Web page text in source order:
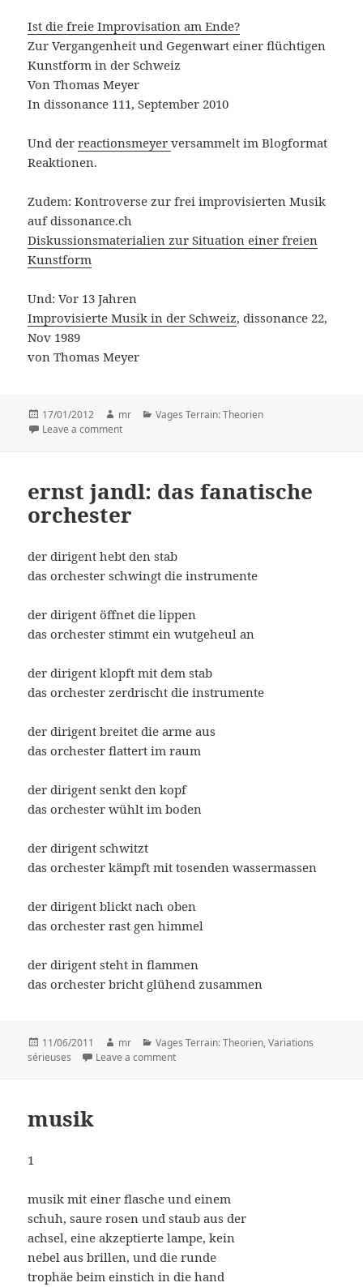
Ist die freie Improvisation am Ende?
Zur Vergangenheit und Gegenwart einer flüchtigen
Kunstform in der Schweiz
Von Thomas Meyer
In dissonance 111, September 2010
Und derreactionsmeyerversammelt im Blogformat
Reaktionen.
Zudem: Kontroverse zur frei improvisierten Musik
auf dissonance.ch
Diskussionsmaterialien zur Situation einer freien
Kunstform
Und: Vor 13 Jahren
Improvisierte Musik in der Schweiz, dissonance 22,
Nov 1989
von Thomas Meyer
Posted
on
17/01/2012 Author
mr Categories
Vages Terrain: Theorien
Leave a comment
ernst jandl: das fanatische
orchester
der dirigent hebt den stab
das orchester schwingt die instrumente
der dirigent öffnet die lippen
das orchester stimmt ein wutgeheul an
der dirigent klopft mit dem stab
das orchester zerdrischt die instrumente
der dirigent breitet die arme aus
das orchester flattert im raum
der dirigent senkt den kopf
das orchester wühlt im boden
der dirigent schwitzt
das orchester kämpft mit tosenden wassermassen
der dirigent blickt nach oben
das orchester rast gen himmel
der dirigent steht in flammen
das orchester bricht glühend zusammen
Posted
on
11/06/2011 Author
mr Categories
Vages Terrain: Theorien,Variations
sérieuses
Leave a comment
musik
1
musik mit einer flasche und einem
schuh, saure rosen und staub aus der
achsel, eine akzeptierte lampe, kein
nebel aus brillen, und die runde
trophäe beim einstich in die hand